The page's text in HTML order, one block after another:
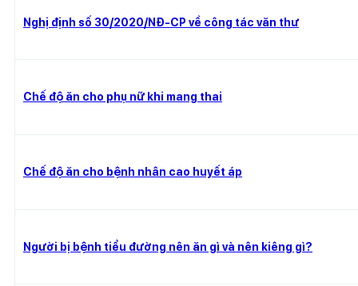
Nghị định số 30/2020/NĐ-CP về công tác văn thư
Chế độ ăn cho phụ nữ khi mang thai
Chế độ ăn cho bệnh nhân cao huyết áp
Người bị bệnh tiểu đường nên ăn gì và nên kiêng gì?